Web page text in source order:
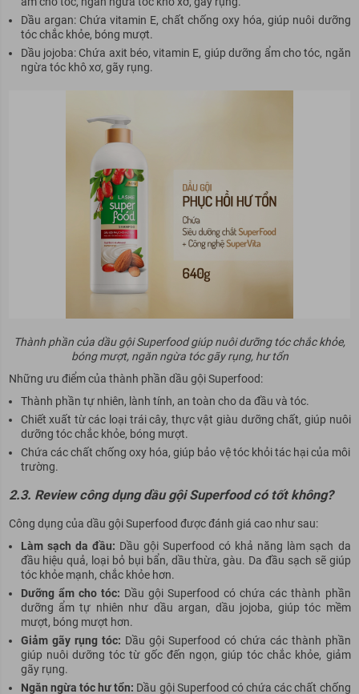
Dầu argan: Chứa vitamin E, chất chống oxy hóa, giúp nuôi dưỡng
tóc chắc khỏe, bóng mượt.
Dầu jojoba: Chứa axit béo, vitamin E, giúp dưỡng ẩm cho tóc, ngăn
ngừa tóc khô xơ, gãy rụng.
Thành phần của dầu gội Superfood giúp nuôi dưỡng tóc chắc khỏe,
bóng mượt, ngăn ngừa tóc gãy rụng, hư tổn
Những ưu điểm của thành phần dầu gội Superfood:
Thành phần tự nhiên, lành tính, an toàn cho da đầu và tóc.
Chiết xuất từ các loại trái cây, thực vật giàu dưỡng chất, giúp nuôi
dưỡng tóc chắc khỏe, bóng mượt.
Chứa các chất chống oxy hóa, giúp bảo vệ tóc khỏi tác hại của môi
trường.
2.3. Review công dụng dầu gội Superfood có tốt không?
Công dụng của dầu gội Superfood được đánh giá cao như sau:
Làm sạch da đầu: Dầu gội Superfood có khả năng làm sạch da
đầu hiệu quả, loại bỏ bụi bẩn, dầu thừa, gàu. Da đầu sạch sẽ giúp
tóc khỏe mạnh, chắc khỏe hơn.
Dưỡng ẩm cho tóc: Dầu gội Superfood có chứa các thành phần
dưỡng ẩm tự nhiên như dầu argan, dầu jojoba, giúp tóc mềm
mượt, bóng mượt hơn.
Giảm gãy rụng tóc: Dầu gội Superfood có chứa các thành phần
giúp nuôi dưỡng tóc từ gốc đến ngọn, giúp tóc chắc khỏe, giảm
gãy rụng.
Ngăn ngừa tóc hư tổn: Dầu gội Superfood có chứa các chất chống